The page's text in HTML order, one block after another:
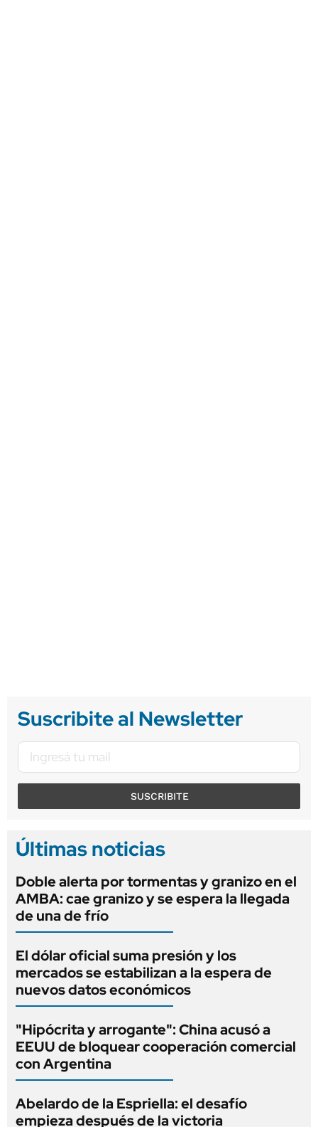
Suscribite al Newsletter
SUSCRIBITE
Últimas noticias
Doble alerta por tormentas y granizo en el
AMBA: cae granizo y se espera la llegada
de una de frío
El dólar oficial suma presión y los
mercados se estabilizan a la espera de
nuevos datos económicos
"Hipócrita y arrogante": China acusó a
EEUU de bloquear cooperación comercial
con Argentina
Abelardo de la Espriella: el desafío
empieza después de la victoria